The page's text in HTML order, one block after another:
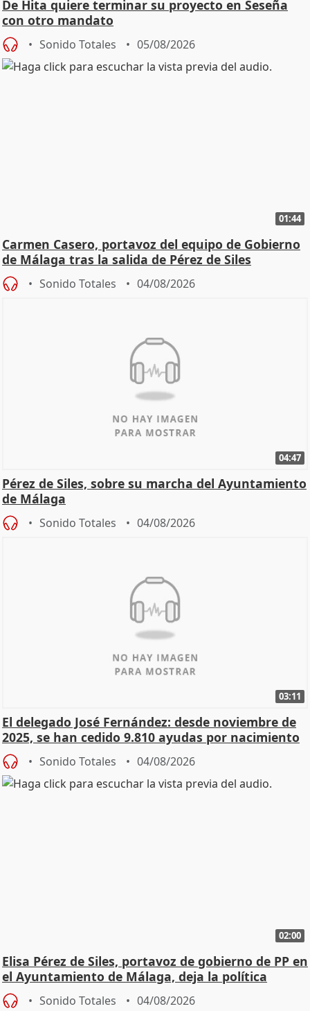
De Hita quiere terminar su proyecto en Seseña
con otro mandato
Sonido Totales 05/08/2026
01:44
Carmen Casero, portavoz del equipo de Gobierno
de Málaga tras la salida de Pérez de Siles
Sonido Totales 04/08/2026
04:47
Pérez de Siles, sobre su marcha del Ayuntamiento
de Málaga
Sonido Totales 04/08/2026
03:11
El delegado José Fernández: desde noviembre de
2025, se han cedido 9.810 ayudas por nacimiento
Sonido Totales 04/08/2026
02:00
Elisa Pérez de Siles, portavoz de gobierno de PP en
el Ayuntamiento de Málaga, deja la política
Sonido Totales 04/08/2026